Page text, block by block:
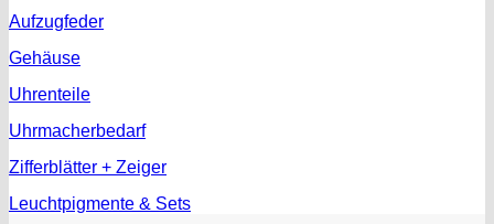
Aufzugfeder
Gehäuse
Uhrenteile
Uhrmacherbedarf
Zifferblätter + Zeiger
Leuchtpigmente & Sets